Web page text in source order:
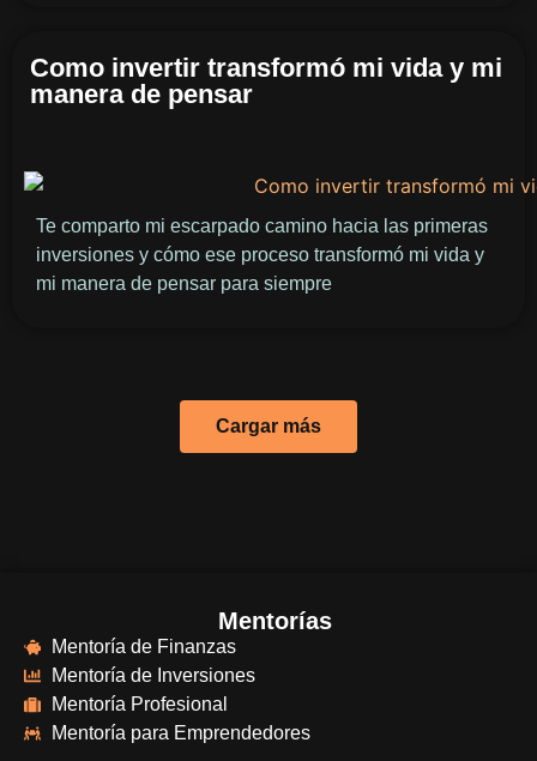
Como invertir transformó mi vida y mi
manera de pensar
Te comparto mi escarpado camino hacia las primeras
inversiones y cómo ese proceso transformó mi vida y
mi manera de pensar para siempre
Cargar más
Mentorías
Mentoría de Finanzas
Mentoría de Inversiones
Mentoría Profesional
Mentoría para Emprendedores